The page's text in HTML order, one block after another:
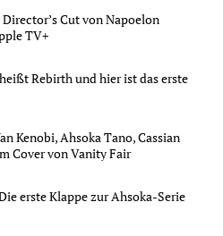
Cut von Napoelon
TV+
Rebirth und hier ist das erste
Kenobi, Ahsoka Tano, Cassian
Cover von Vanity Fair
erste Klappe zur Ahsoka-Serie